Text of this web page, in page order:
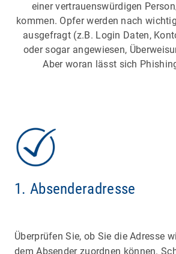
einer vertrauenswürdigen
kommen. Opfer werden nach
ausgefragt (z.B. Login Daten,
oder sogar angewiesen,
Aber woran lässt sich
1. Absenderadresse
Überprüfen Sie, ob Sie die Adresse
dem Absender zuordnen können.